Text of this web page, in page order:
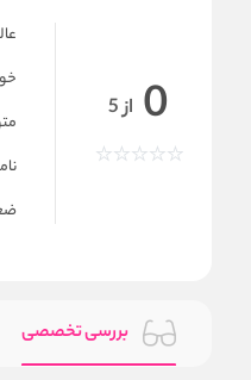
0 از 5
بررسی تخصصی